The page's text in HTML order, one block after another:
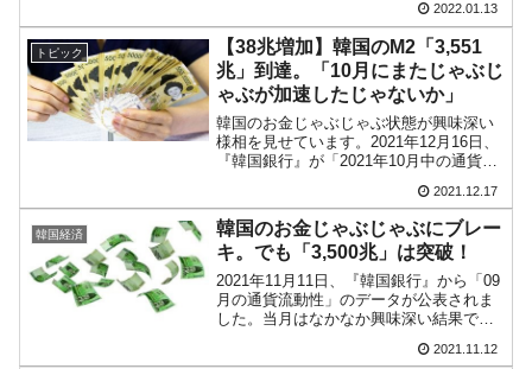
たいのだろうかという状況です。お金じ
ゃぶじゃぶ状態をなんとかしないと家計
負債も増えるし、10年ぶ...
2022.01.13
トピック
【38兆増加】韓国のM2「3,551
兆」到達。「10月にまたじゃぶじ
ゃぶが加速したじゃないか」
韓国のお金じゃぶじゃぶ状態が興味深い
様相を見せています。2021年12月16日、
『韓国銀行』が「2021年10月中の通貨流
さい。『韓国銀行』のデータを基にグラ
フ化（同下掲）⇒参照・引用元：『韓国
銀行』公式...
2021.12.17
韓国経済
韓国のお金じゃぶじゃぶにブレー
キ。でも「3,500兆」は突破！
2021年11月11日、『韓国銀行』から「09
月の通貨流動性」のデータが公表されま
した。当月はなかなか興味深い結果で
※が「3,500兆ウォン」（約336兆円）を
2021.11.12